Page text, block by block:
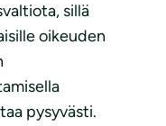
sillä
oikeuden
pysyvästi.